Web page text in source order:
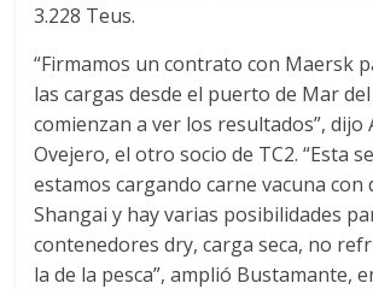
3.228 Teus.
“Firmamos un contrato con Maersk
las cargas desde el puerto de Mar
comienzan a ver los resultados”, dijo
Ovejero, el otro socio de TC2. “Esta
estamos cargando carne vacuna con
Shangai y hay varias posibilidades
contenedores dry, carga seca, no
la de la pesca”, amplió Bustamante,